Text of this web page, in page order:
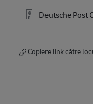
Deutsche Post
Copiere link către